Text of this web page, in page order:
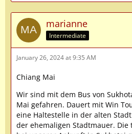
marianne
Intermediate
January 26, 2024 at 9:35 AM
Chiang Mai
Wir sind mit dem Bus von
Mai gefahren. Dauert mit Win
eine Haltestelle in der alten
der ehemaligen Stadtmauer.